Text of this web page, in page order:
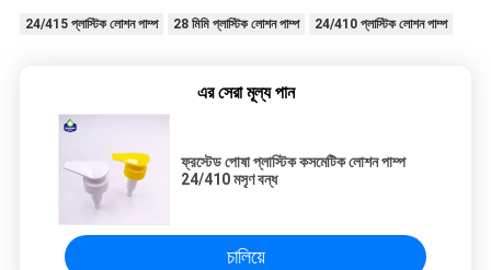
24/415 প্লাস্টিক লোশন পাম্প 28 মিমি প্লাস্টিক লোশন পাম্প 24/410 প্লাস্টিক লোশন পাম্প
এর সেরা মূল্য পান
ফ্রস্টেড পোষা প্লাস্টিক কসমেটিক লোশন পাম্প
24/410 মসৃণ বন্ধ
চালিয়ে